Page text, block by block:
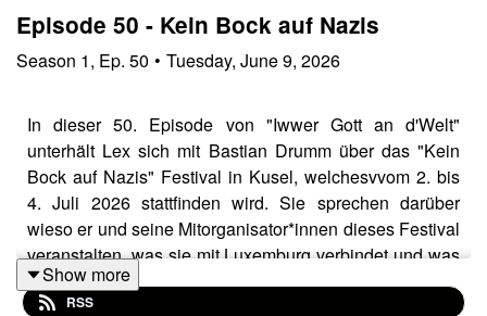
Episode 50 - Kein Bock auf Nazis
Season 1, Ep. 50 • Tuesday, June 9, 2026
In dieser 50. Episode von "Iwwer Gott an d'Welt"
unterhält Lex sich mit Bastian Drumm über das "Kein
Bock auf Nazis" Festival in Kusel, welchesvvom 2. bis
4. Juli 2026 stattfinden wird. Sie sprechen darüber
wieso er und seine Mitorganisator*innen dieses Festival
veranstalten, was sie mit Luxemburg verbindet und was
die Besucher*innen des Festivals erwartet.
Show more
RSS